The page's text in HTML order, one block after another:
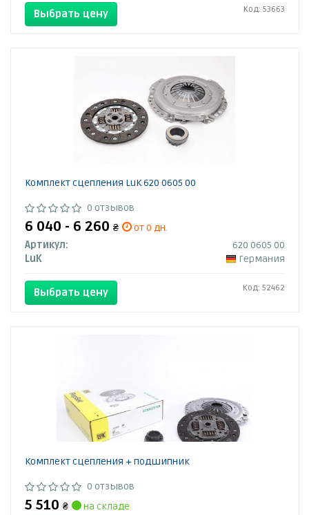
Выбрать цену Код: 53663
Комплект сцепления LuK 620 0605 00
0 отзывов
6 040 - 6 260 ₴
от 0 дн.
Артикул:
620 0605 00
LuK
Германия
Выбрать цену Код: 52462
Комплект сцепления + подшипник
0 отзывов
5 510 ₴
на складе